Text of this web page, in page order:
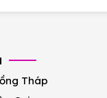
Tháp